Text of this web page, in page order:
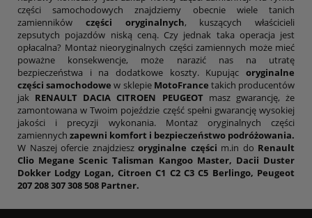
części samochodowych znajdziemy obecnie wiele tanich
zamienników części oryginalnych, kuszących właścicieli
zepsutych pojazdów niską ceną. Czy jednak taka operacja jest
opłacalna? Montaż nieoryginalnych części zamiennych może mieć
poważne konsekwencje, może narazić nas na utratę
bezpieczeństwa i na dodatkowe koszty. Kupując oryginalne
części samochodowe w sklepie MotoFrance takich producentów
jak RENAULT DACIA CITROEN PEUGEOTmasz gwarancję, że
zamontowana w Twoim pojeździe część spełni gwarancję wysokiej
jakości i precyzji wykonania. Montaż oryginalnych części
zamiennych zapewni komfort i bezpieczeństwo podróżowania.
W Naszej ofercie znajdziesz oryginalne części m.in do Renault
Clio Megane Scenic Talisman Kangoo Master, Dacii Duster
Dokker Lodgy Logan, Citroen C1 C2 C3 C5 Berlingo, Peugeot
207 208 307 308 508 Partner.